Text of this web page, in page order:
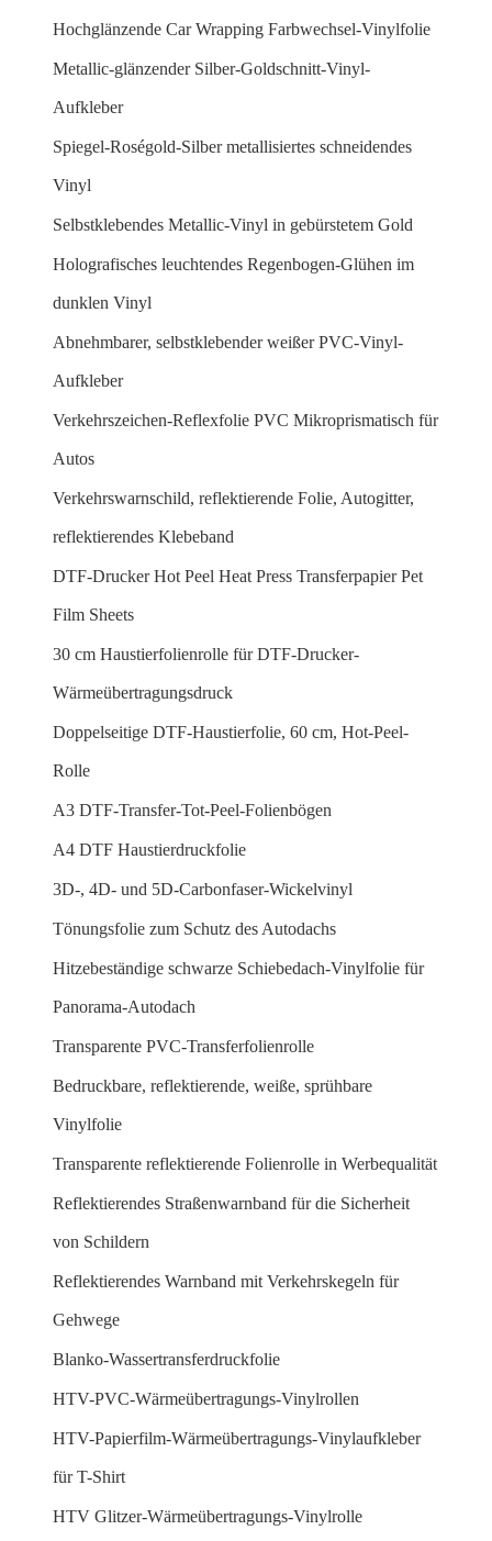
Hochglänzende Car Wrapping Farbwechsel-Vinylfolie
Metallic-glänzender Silber-Goldschnitt-Vinyl-
Aufkleber
Spiegel-Roségold-Silber metallisiertes schneidendes
Vinyl
Selbstklebendes Metallic-Vinyl in gebürstetem Gold
Holografisches leuchtendes Regenbogen-Glühen im
dunklen Vinyl
Abnehmbarer, selbstklebender weißer PVC-Vinyl-
Aufkleber
Verkehrszeichen-Reflexfolie PVC Mikroprismatisch für
Autos
Verkehrswarnschild, reflektierende Folie, Autogitter,
reflektierendes Klebeband
DTF-Drucker Hot Peel Heat Press Transferpapier Pet
Film Sheets
30 cm Haustierfolienrolle für DTF-Drucker-
Wärmeübertragungsdruck
Doppelseitige DTF-Haustierfolie, 60 cm, Hot-Peel-
Rolle
A3 DTF-Transfer-Tot-Peel-Folienbögen
A4 DTF Haustierdruckfolie
3D-, 4D- und 5D-Carbonfaser-Wickelvinyl
Tönungsfolie zum Schutz des Autodachs
Hitzebeständige schwarze Schiebedach-Vinylfolie für
Panorama-Autodach
Transparente PVC-Transferfolienrolle
Bedruckbare, reflektierende, weiße, sprühbare
Vinylfolie
Transparente reflektierende Folienrolle in Werbequalität
Reflektierendes Straßenwarnband für die Sicherheit
von Schildern
Reflektierendes Warnband mit Verkehrskegeln für
Gehwege
Blanko-Wassertransferdruckfolie
HTV-PVC-Wärmeübertragungs-Vinylrollen
HTV-Papierfilm-Wärmeübertragungs-Vinylaufkleber
für T-Shirt
HTV Glitzer-Wärmeübertragungs-Vinylrolle